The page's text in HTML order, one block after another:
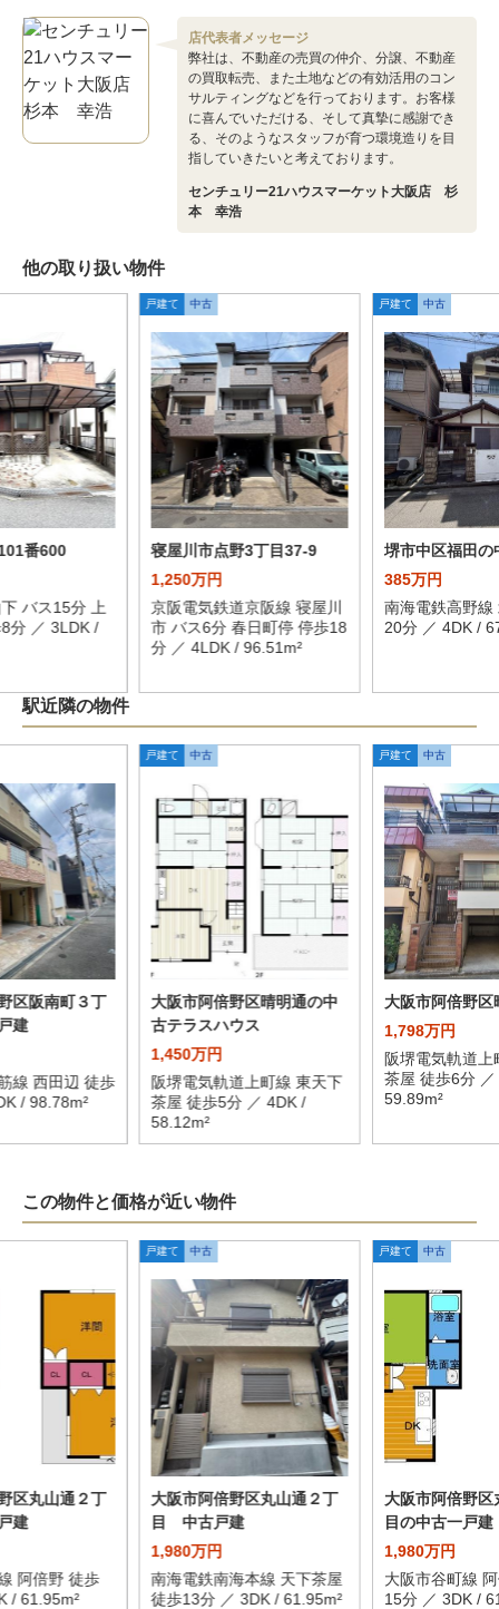
店代表者メッセージ
弊社は、不動産の売買の仲介、分譲、不動産
の買取転売、また土地などの有効活用のコン
サルティングなどを行っております。お客様
に喜んでいただける、そして真摯に感謝でき
る、そのようなスタッフが育つ環境造りを目
指していきたいと考えております。
センチュリー21ハウスマーケット大阪店 杉
本 幸浩
他の取り扱い物件
番600
バス15分 上
分 ／ 3LDK /
戸建て 中古
寝屋川市点野3丁目37-9
1,250万円
京阪電気鉄道京阪線 寝屋川
市 バス6分 春日町停 停歩18
分 ／ 4LDK / 96.51m²
戸建て 中古
堺市中区福田の
385万円
南海電鉄高野線
20分 ／ 4DK /
駅近隣の物件
区阪南町３丁
建
線 西田辺 徒歩
/ 98.78m²
戸建て 中古
大阪市阿倍野区晴明通の中
古テラスハウス
1,450万円
阪堺電気軌道上町線 東天下
茶屋 徒歩5分 ／ 4DK /
58.12m²
戸建て 中古
大阪市阿倍野区
1,798万円
阪堺電気軌道上
茶屋 徒歩6分 ／
59.89m²
この物件と価格が近い物件
区丸山通２丁
建
阿倍野 徒歩
/ 61.95m²
戸建て 中古
大阪市阿倍野区丸山通２丁
目 中古戸建
1,980万円
南海電鉄南海本線 天下茶屋
徒歩13分 ／ 3DK / 61.95m²
戸建て 中古
大阪市阿倍野区
目の中古一戸建
1,980万円
大阪市谷町線
15分 ／ 3DK /